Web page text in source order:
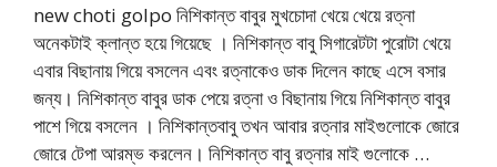
new choti golpo নিশিকান্ত বাবুর মুখচোদা খেয়ে খেয়ে রত্না
অনেকটাই ক্লান্ত হয়ে গিয়েছে । নিশিকান্ত বাবু সিগারেটটা পুরোটা খেয়ে
এবার বিছানায় গিয়ে বসলেন এবং রত্নাকেও ডাক দিলেন কাছে এসে বসার
জন্য। নিশিকান্ত বাবুর ডাক পেয়ে রত্না ও বিছানায় গিয়ে নিশিকান্ত বাবুর
পাশে গিয়ে বসলেন । নিশিকান্তবাবু তখন আবার রত্নার মাইগুলোকে জোরে
জোরে টেপা আরম্ভ করলেন। নিশিকান্ত বাবু রত্নার মাই গুলোকে …